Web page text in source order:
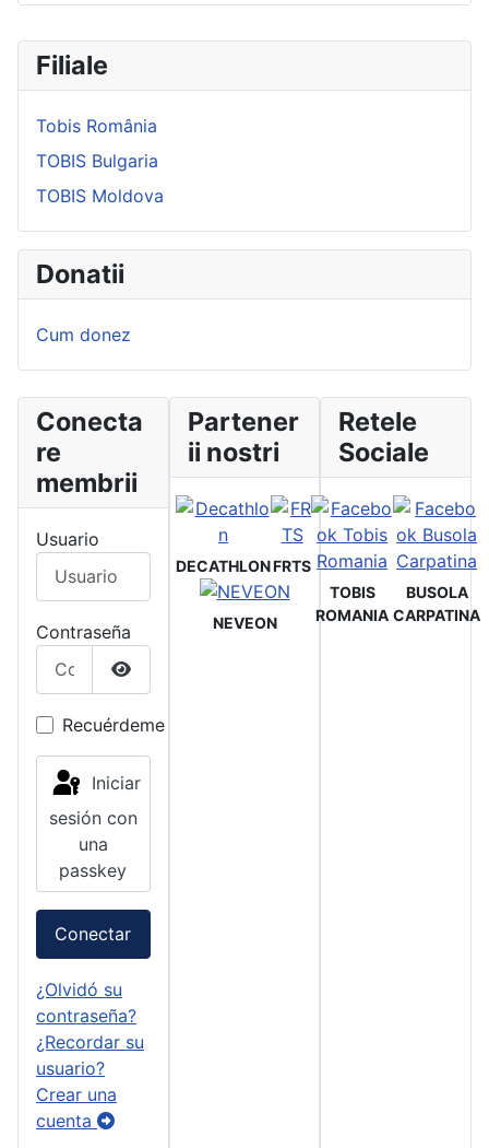
Filiale
Tobis România
TOBIS Bulgaria
TOBIS Moldova
Donatii
Cum donez
Conecta
re
membrii
Usuario
Contraseña
Mostrar contraseña
Recuérdeme
sesión con
una
passkey
Conectar
¿Olvidó su
contraseña?
¿Recordar su
usuario?
Crear una
cuenta
Partener
ii nostri
DECATHLONFRTS
NEVEON
Retele
Sociale
TOBIS
ROMANIA
BUSOLA
CARPATINA